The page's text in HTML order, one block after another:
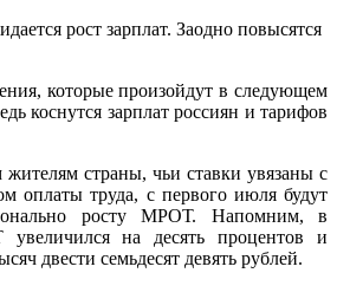
которые произойдут в следующем
коснутся зарплат россиян и тарифов
страны, чьи ставки увязаны с
оплаты труда, с первого июля будут
росту МРОТ. Напомним, в
на десять процентов и
двести семьдесят девять рублей.